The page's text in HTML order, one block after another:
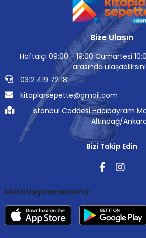
Bize Ulaşın
Haftaiçi 09:00 - 19:00 Cumartesi
arasında
0312 419 72 18
kitaplarsepette@gmail.com
İstanbul Caddesi Hacıbayram
Altındağ/
Bizi Takip Edin
Mobil Uygulamalarımız